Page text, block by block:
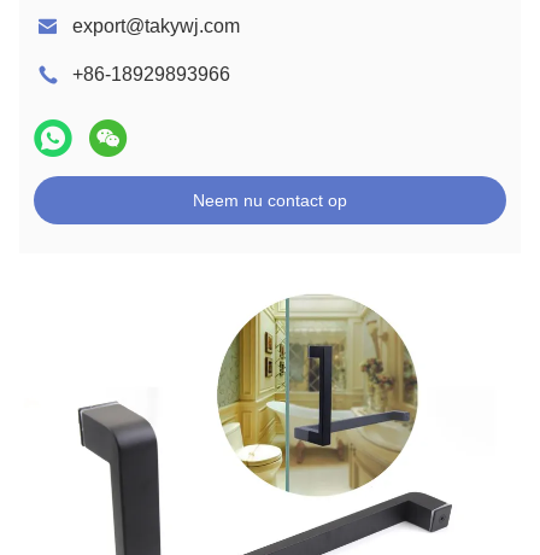
export@takywj.com
+86-18929893966
Neem nu contact op